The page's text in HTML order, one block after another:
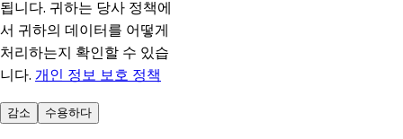
됩니다. 귀하는 당사 정책에
서 귀하의 데이터를 어떻게
처리하는지 확인할 수 있습
니다. 개인 정보 보호 정책
감소 수용하다